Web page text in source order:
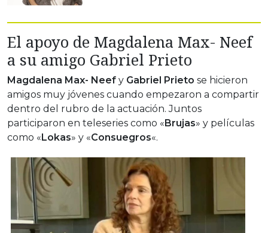
El apoyo de Magdalena Max- Neef
a su amigo Gabriel Prieto
Magdalena Max- Neef y Gabriel Prieto se hicieron
amigos muy jóvenes cuando empezaron a compartir
dentro del rubro de la actuación. Juntos
participaron en teleseries como « Brujas» y películas
como « Lokas» y «Consuegros«.